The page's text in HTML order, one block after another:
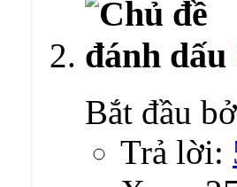
Bắt đầu
Trả lời: